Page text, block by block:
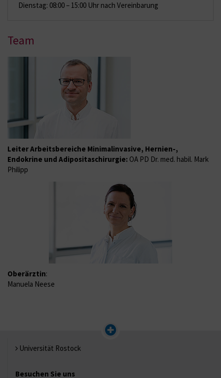
Dienstag: 08:00 – 15:00 Uhr nach Vereinbarung
Team
Leiter Arbeitsbereiche Minimalinvasive, Hernien-,
Endokrine und Adipositaschirurgie: OA PD Dr. med. habil. Mark
Philipp
Oberärztin:
Manuela Neese
Universität Rostock
Besuchen Sie uns